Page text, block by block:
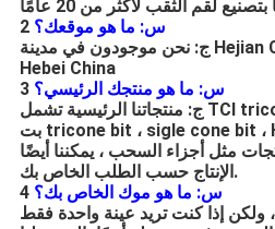
2 س: ما هو موقعك؟
ج: نحن موجودون في مدينة Hejian City Cangzhou City
Hebei China
3 س: ما هو منتجك الرئيسي؟
ج: منتجاتنا الرئيسية تشمل TCI tricone bit ، الصلب الأسنان
بت tricone bit ، sigle cone bit ، HDD HOLE OPPENER وما
مثل أجزاء السحب ، يمكننا أيضًا
الإنتاج حسب الطلب الخاص بك.
4 س: ما هو موك الخاص بك؟
موك هو 5 قطع ، ولكن إذا كنت تريد عينة واحدة فقط